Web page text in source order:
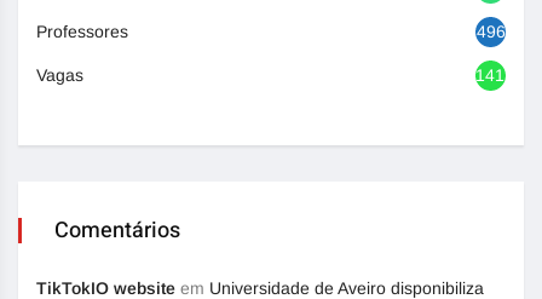
Professores 496
Vagas 1417
Comentários
TikTokIO website em Universidade de Aveiro disponibiliza